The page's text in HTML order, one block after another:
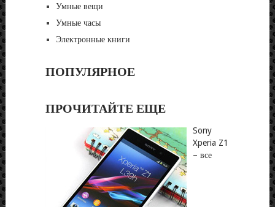
Умные вещи
Умные часы
Электронные книги
ПОПУЛЯРНОЕ
ПРОЧИТАЙТЕ ЕЩЕ
Sony
Xperia Z1
– все